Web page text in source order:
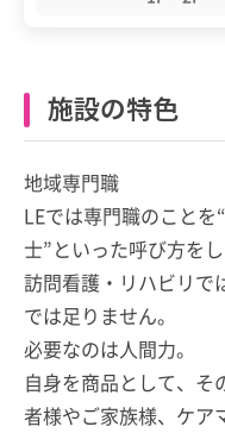
施設の特色
地域専門職
LEでは専門職のこと
士”といった呼び方をし
訪問看護・リハビリで
では足りません。
必要なのは人間力。
自身を商品として、そ
者様やご家族様、ケア